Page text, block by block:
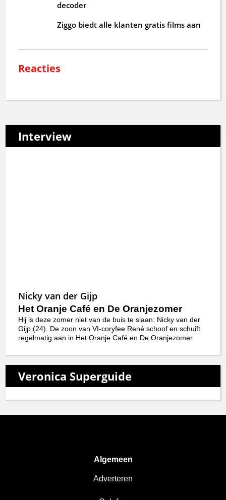
decoder
Ziggo biedt alle klanten gratis films aan
Reacties
Interview
Nicky van der Gijp
Het Oranje Café en De Oranjezomer
Hij is deze zomer niet van de buis te slaan: Nicky van der
Gijp (24). De zoon van VI-coryfee René schoof en schuift
regelmatig aan in Het Oranje Café en De Oranjezomer.
Veronica Superguide
Algemeen
Adverteren